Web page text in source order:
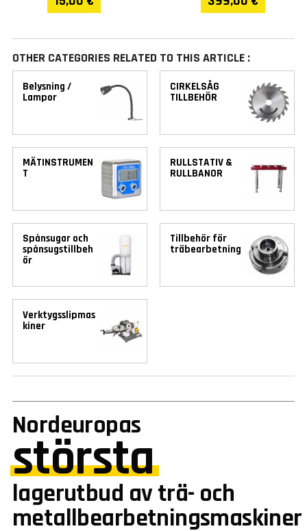
OTHER CATEGORIES RELATED TO THIS ARTICLE :
Belysning /
Lampor
CIRKELSÅG
TILLBEHÖR
MÄTINSTRUMEN
T
RULLSTATIV &
RULLBANOR
Spånsugar och
spånsugstillbeh
ör
Tillbehör för
träbearbetning
Verktygsslipmas
kiner
Nordeuropas
största
lagerutbud av trä- och
metallbearbetningsmaskiner